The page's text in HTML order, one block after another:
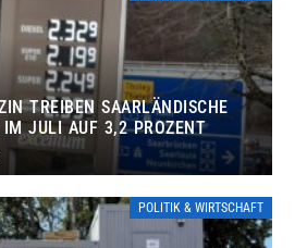
TREIBEN SAARLÄNDISCHE
IM JULI AUF 3,2 PROZENT
POLITIK & WIRTSCHAFT